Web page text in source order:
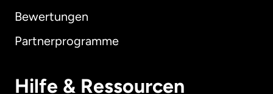
Bewertungen
Partnerprogramme
Hilfe & Ressourcen